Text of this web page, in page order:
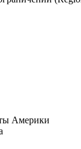
Америки